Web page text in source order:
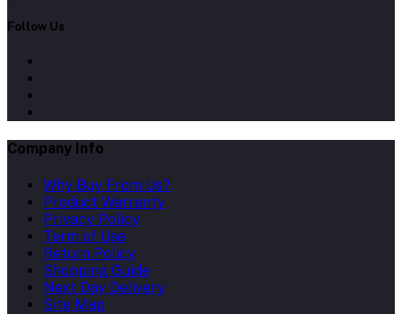
Follow Us
Company Info
Why Buy From Us?
Product Warranty
Privacy Policy
Term of Use
Return Policy
Shopping Guide
Next Day Delivery
Site Map